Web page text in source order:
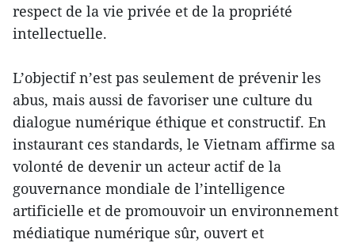
respect de la vie privée et de la propriété
intellectuelle.
L’objectif n’est pas seulement de prévenir les
abus, mais aussi de favoriser une culture du
dialogue numérique éthique et constructif. En
instaurant ces standards, le Vietnam affirme sa
volonté de devenir un acteur actif de la
gouvernance mondiale de l’intelligence
artificielle et de promouvoir un environnement
médiatique numérique sûr, ouvert et